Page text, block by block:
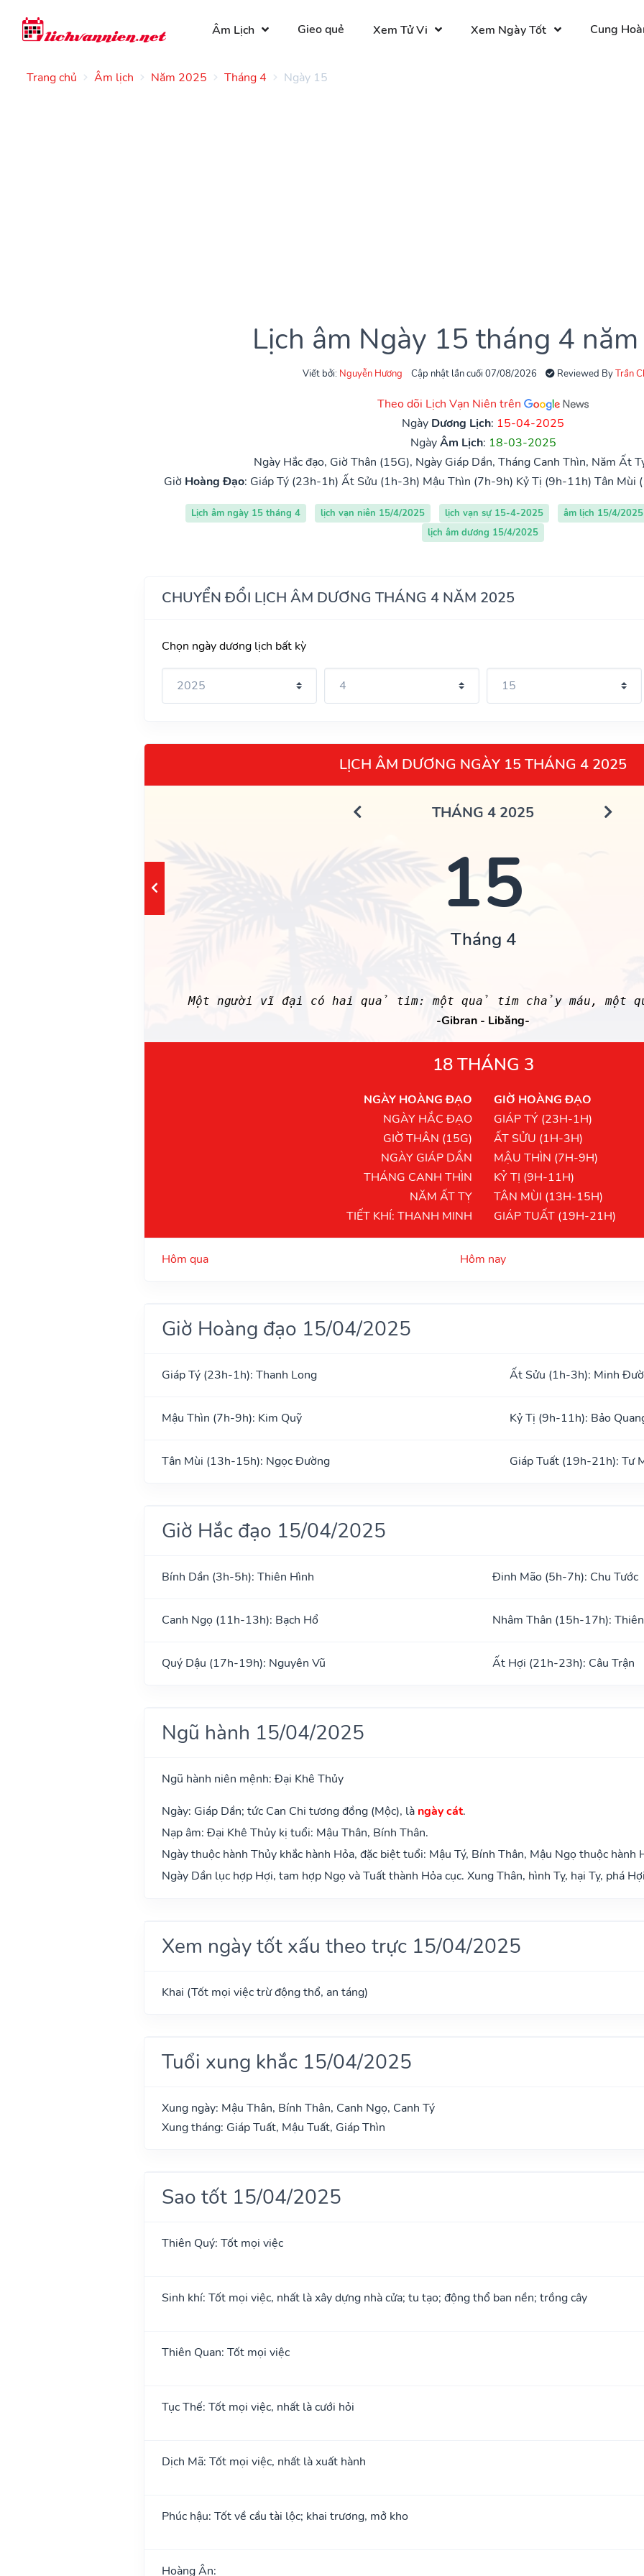
Âm Lịch Gieo quẻ Xem Tử Vi Xem Ngày Tốt Cung
Trang chủ Âm lịch Năm 2025 Tháng 4 Ngày 15
Lịch âm Ngày 15 tháng 4
Viết bởi: Nguyễn Hương Cập nhật lần cuối 07/08/2026 Reviewed ByTrần
Theo dõi Lịch Vạn Niên trên
Ngày Dương Lịch: 15-04-2025
NgàyÂm Lịch: 18-03-2025
Ngày Hắc đạo, Giờ Thân (15G), Ngày Giáp Dần, Tháng Canh Thìn, Năm Ất
Giờ Hoàng Đạo: Giáp Tý (23h-1h) Ất Sửu (1h-3h) Mậu Thìn (7h-9h) Kỷ Tị (9h-11h) Tân Mùi
Lịch âm ngày 15 tháng 4 lịch vạn niên 15/4/2025 lịch vạn sự 15-4-2025 âm lịch 15/4/2025
lịch âm dương 15/4/2025
CHUYỂN ĐỔI LỊCH ÂM DƯƠNG THÁNG 4 NĂM 2025
Chọn ngày dương lịch bất kỳ
LỊCH ÂM DƯƠNG NGÀY 15 THÁNG 4 2025
THÁNG 4 2025
15
Tháng 4
Một người vĩ đại có hai quả tim: một quả tim chảy máu, một
-Gibran - Libăng-
18 THÁNG 3
NGÀY HOÀNG ĐẠO
NGÀY HẮC ĐẠO
GIỜ THÂN (15G)
NGÀY GIÁP DẦN
THÁNG CANH THÌN
NĂM ẤT TỴ
TIẾT KHÍ: THANH MINH
GIỜ HOÀNG ĐẠO
GIÁP TÝ (23H-1H)
ẤT SỬU (1H-3H)
MẬU THÌN (7H-9H)
KỶ TỊ (9H-11H)
TÂN MÙI (13H-15H)
GIÁP TUẤT (19H-21H)
Hôm qua Hôm nay
Giờ Hoàng đạo 15/04/2025
Giáp Tý (23h-1h): Thanh Long Ất Sửu (1h-3h): Minh
Mậu Thìn (7h-9h): Kim Quỹ Kỷ Tị (9h-11h): Bảo
Tân Mùi (13h-15h): Ngọc Đường Giáp Tuất (19h-21h): Tư
Giờ Hắc đạo 15/04/2025
Bính Dần (3h-5h): Thiên Hình Đinh Mão (5h-7h): Chu Tước
Canh Ngọ (11h-13h): Bạch Hổ Nhâm Thân (15h-17h):
Quý Dậu (17h-19h): Nguyên Vũ Ất Hợi (21h-23h): Câu Trận
Ngũ hành 15/04/2025
Ngũ hành niên mệnh: Đại Khê Thủy
Ngày: Giáp Dần; tức Can Chi tương đồng (Mộc), là ngày cát.
Nạp âm: Đại Khê Thủy kị tuổi: Mậu Thân, Bính Thân.
Ngày thuộc hành Thủy khắc hành Hỏa, đặc biệt tuổi: Mậu Tý, Bính Thân, Mậu Ngọ thuộc hành
Ngày Dần lục hợp Hợi, tam hợp Ngọ và Tuất thành Hỏa cục. Xung Thân, hình Tỵ, hại Tỵ, phá
Xem ngày tốt xấu theo trực 15/04/2025
Khai (Tốt mọi việc trừ động thổ, an táng)
Tuổi xung khắc 15/04/2025
Xung ngày: Mậu Thân, Bính Thân, Canh Ngọ, Canh Tý
Xung tháng: Giáp Tuất, Mậu Tuất, Giáp Thìn
Sao tốt 15/04/2025
Thiên Quý: Tốt mọi việc
Sinh khí: Tốt mọi việc, nhất là xây dựng nhà cửa; tu tạo; động thổ ban nền; trồng cây
Thiên Quan: Tốt mọi việc
Tục Thế: Tốt mọi việc, nhất là cưới hỏi
Dịch Mã: Tốt mọi việc, nhất là xuất hành
Phúc hậu: Tốt về cầu tài lộc; khai trương, mở kho
Hoàng Ân: